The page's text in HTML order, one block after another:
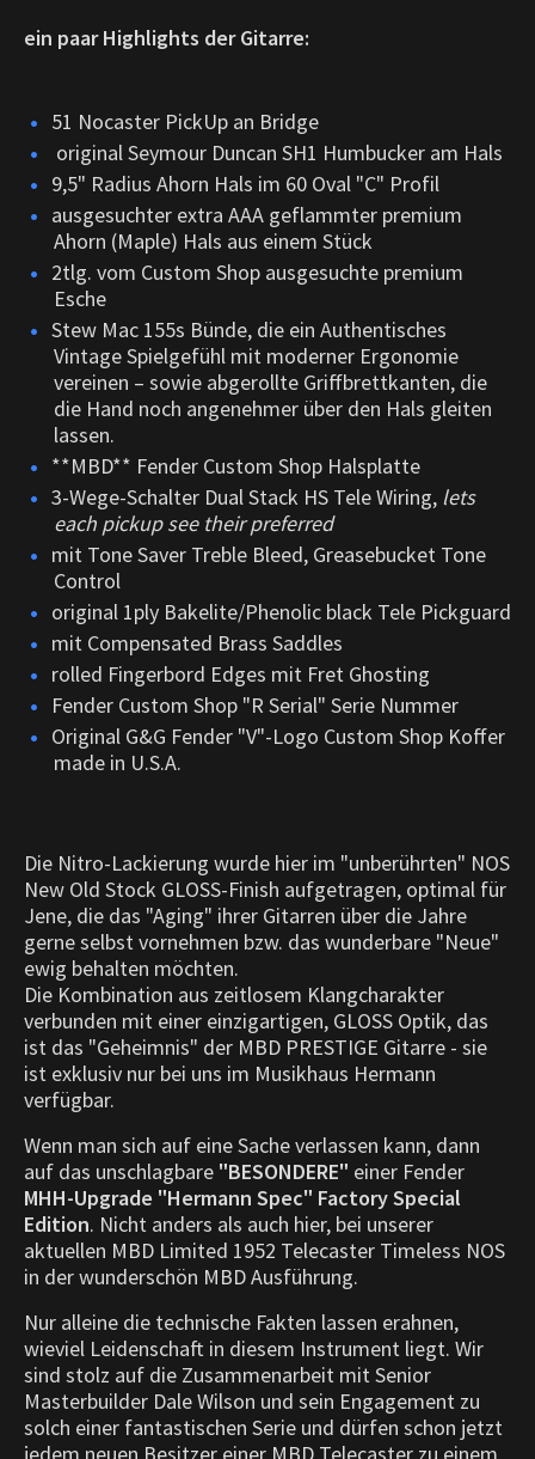
ein paar Highlights der Gitarre:
51 Nocaster PickUp an Bridge
original Seymour Duncan SH1 Humbucker am Hals
9,5" Radius Ahorn Hals im 60 Oval "C" Profil
ausgesuchter extra AAA geflammter premium
Ahorn (Maple) Hals aus einem Stück
2tlg. vom Custom Shop ausgesuchte premium
Esche
Stew Mac 155s Bünde, die ein Authentisches
Vintage Spielgefühl mit moderner Ergonomie
vereinen – sowie abgerollte Griffbrettkanten, die
die Hand noch angenehmer über den Hals gleiten
lassen.
**MBD** Fender Custom Shop Halsplatte
3-Wege-Schalter Dual Stack HS Tele Wiring, lets
each pickup see their preferred
mit Tone Saver Treble Bleed, Greasebucket Tone
Control
original 1ply Bakelite/Phenolic black Tele Pickguard
mit Compensated Brass Saddles
rolled Fingerbord Edges mit Fret Ghosting
Fender Custom Shop "R Serial" Serie Nummer
Original G&G Fender "V"-Logo Custom Shop Koffer
made in U.S.A.
Die Nitro-Lackierung wurde hier im "unberührten" NOS
New Old Stock GLOSS-Finish aufgetragen, optimal für
Jene, die das "Aging" ihrer Gitarren über die Jahre
gerne selbst vornehmen bzw. das wunderbare "Neue"
ewig behalten möchten.
Die Kombination aus zeitlosem Klangcharakter
verbunden mit einer einzigartigen, GLOSS Optik, das
ist das "Geheimnis" der MBD PRESTIGE Gitarre - sie
ist exklusiv nur bei uns im Musikhaus Hermann
verfügbar.
Wenn man sich auf eine Sache verlassen kann, dann
auf das unschlagbare "BESONDERE" einer Fender
MHH-Upgrade "Hermann Spec" Factory Special
Edition. Nicht anders als auch hier, bei unserer
aktuellen MBD Limited 1952 Telecaster Timeless NOS
in der wunderschön MBDAusführung.
Nur alleine die technische Fakten lassen erahnen,
wieviel Leidenschaft in diesem Instrument liegt. Wir
sind stolz auf die Zusammenarbeit mit Senior
Masterbuilder Dale Wilson und sein Engagement zu
solch einer fantastischen Serie und dürfen schon jetzt